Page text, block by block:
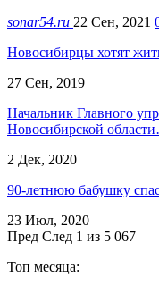
sonar54.ru 22 Сен, 2021
Новосибирцы хотят
27 Сен, 2019
Начальник Главного
Новосибирской
2 Дек, 2020
90-летнюю бабушку
23 Июл, 2020
Пред След 1 из 5 067
Топ месяца: